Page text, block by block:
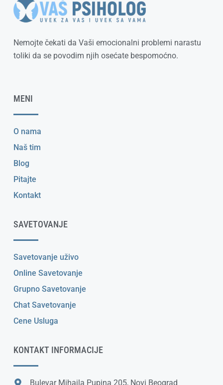
Nemojte čekati da Vaši emocionalni problemi narastu
toliki da se povodim njih osećate bespomoćno.
MENI
O nama
Naš tim
Blog
Pitajte
Kontakt
SAVETOVANJE
Savetovanje uživo
Online Savetovanje
Grupno Savetovanje
Chat Savetovanje
Cene Usluga
KONTAKT INFORMACIJE
Bulevar Mihajla Pupina 205, Novi Beograd